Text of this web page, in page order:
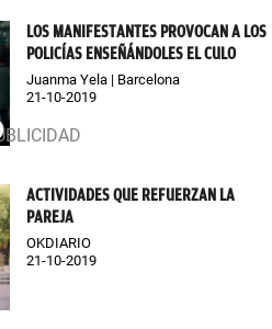
LOS MANIFESTANTES PROVOCAN A LOS
POLICÍAS ENSEÑÁNDOLES EL CULO
Juanma Yela | Barcelona
21-10-2019
ACTIVIDADES QUE REFUERZAN LA
PAREJA
OKDIARIO
21-10-2019